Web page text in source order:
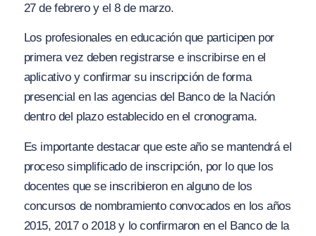
27 de febrero y el 8 de marzo.
Los profesionales en educación que participen por
primera vez deben registrarse e inscribirse en el
aplicativo y confirmar su inscripción de forma
presencial en las agencias del Banco de la Nación
dentro del plazo establecido en el cronograma.
Es importante destacar que este año se mantendrá el
proceso simplificado de inscripción, por lo que los
docentes que se inscribieron en alguno de los
concursos de nombramiento convocados en los años
2015, 2017 o 2018 y lo confirmaron en el Banco de la